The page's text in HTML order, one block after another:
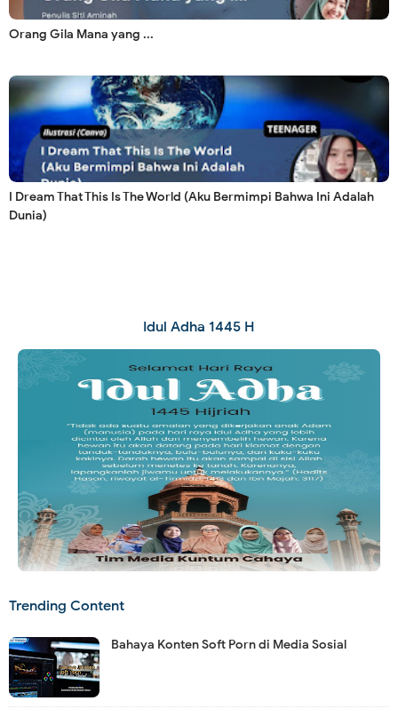
Orang Gila Mana yang ...
I Dream That This Is The World (Aku Bermimpi Bahwa Ini Adalah
Dunia)
Idul Adha 1445 H
Trending Content
Bahaya Konten Soft Porn di Media Sosial